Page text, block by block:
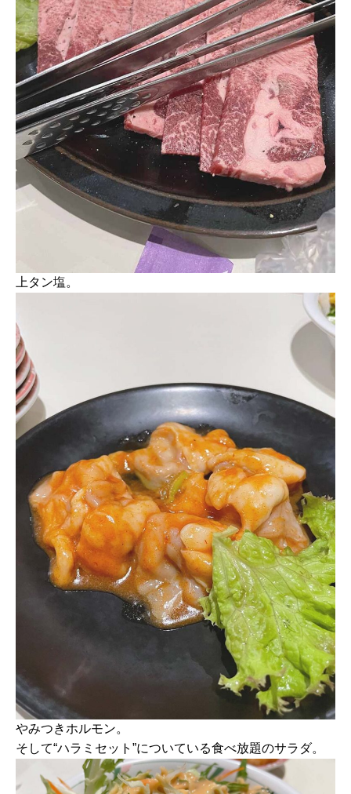
上タン塩。
やみつきホルモン。
そして“ハラミセット”についている食べ放題のサラダ。